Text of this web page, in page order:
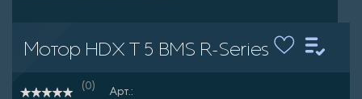
Мотор HDX T 5 BMS R-Series
(0)
Арт.: